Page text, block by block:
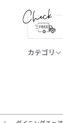
カテゴリ